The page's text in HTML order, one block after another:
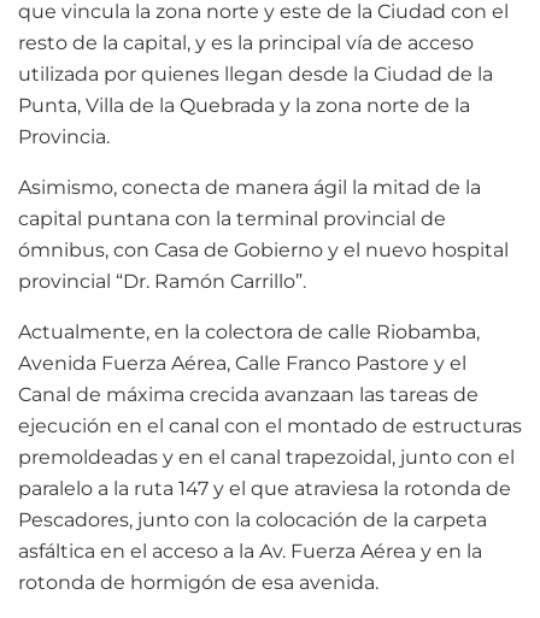
que vincula la zona norte y este de la Ciudad con el
resto de la capital, y es la principal vía de acceso
utilizada por quienes llegan desde la Ciudad de la
Punta, Villa de la Quebrada y la zona norte de la
Provincia.
Asimismo, conecta de manera ágil la mitad de la
capital puntana con la terminal provincial de
ómnibus, con Casa de Gobierno y el nuevo hospital
provincial “Dr. Ramón Carrillo”.
Actualmente, en la colectora de calle Riobamba,
Avenida Fuerza Aérea, Calle Franco Pastore y el
Canal de máxima crecida avanzaan las tareas de
ejecución en el canal con el montado de estructuras
premoldeadas y en el canal trapezoidal, junto con el
paralelo a la ruta 147 y el que atraviesa la rotonda de
Pescadores, junto con la colocación de la carpeta
asfáltica en el acceso a la Av. Fuerza Aérea y en la
rotonda de hormigón de esa avenida.